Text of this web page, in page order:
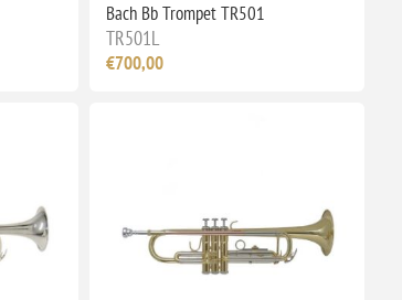
Bach Bb Trompet TR501
TR501L
€700,00